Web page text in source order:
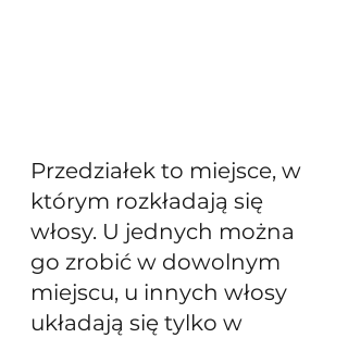
Przedziałek to miejsce, w
którym rozkładają się
włosy. U jednych można
go zrobić w dowolnym
miejscu, u innych włosy
układają się tylko w